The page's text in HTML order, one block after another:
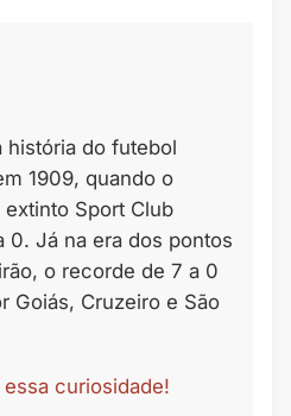
história do futebol
1909, quando o
Sport Club
0. Já na era dos pontos
o recorde de 7 a 0
Goiás, Cruzeiro e São
curiosidade!